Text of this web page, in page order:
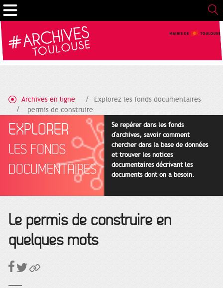
Archives en ligne
Explorez les fonds documentaires
permis de construire
EXPLORER
LES FONDS
DOCUMENTAIRES
Se repérer dans les fonds
d'archives, savoir comment
chercher dans la base de données
et trouver les notices
documentaires décrivant les
documents dont on a besoin.
Le permis de construire en
quelques mots
Gestion de vos préférences sur les cookies